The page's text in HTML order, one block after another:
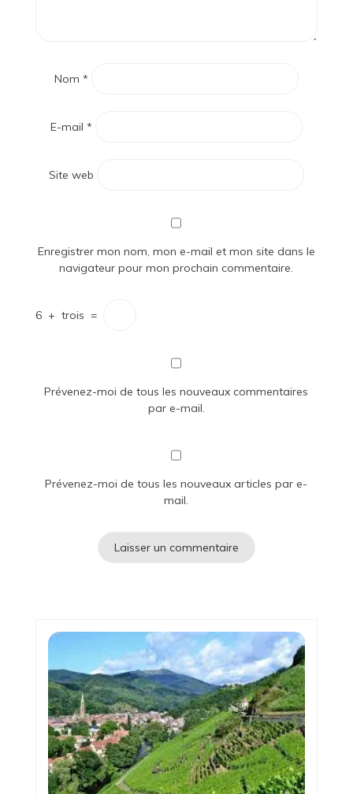
Nom *
E-mail *
Site web
Enregistrer mon nom, mon e-mail et mon site dans le
navigateur pour mon prochain commentaire.
6 + trois =
Prévenez-moi de tous les nouveaux commentaires
par e-mail.
Prévenez-moi de tous les nouveaux articles par e-
mail.